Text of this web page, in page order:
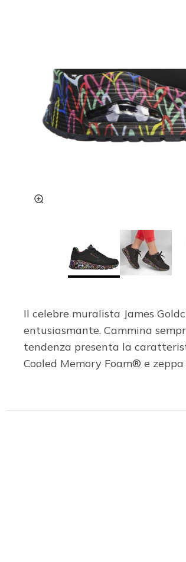
Il celebre muralista James
entusiasmante. Cammina
tendenza presenta la
Cooled Memory Foam® e